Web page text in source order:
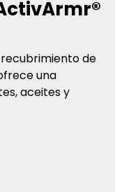
de
una
aceites y